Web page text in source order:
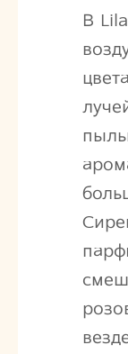
В